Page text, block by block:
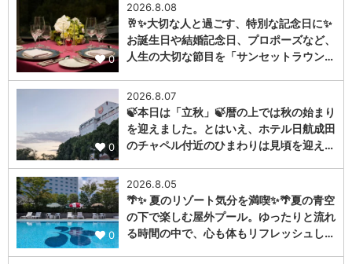
0
2026.8.08
🥂✨大切な人と過ごす、特別な記念日に✨
お誕生日や結婚記念日、プロポーズなど、
人生の大切な節目を「サンセットラウン…
0
2026.8.07
🍃本日は「立秋」🍃暦の上では秋の始まり
を迎えました。とはいえ、ホテル日航成田
のチャペル付近のひまわりは見頃を迎え…
0
2026.8.05
🌴✨ 夏のリゾート気分を満喫✨🌴夏の青空
の下で楽しむ屋外プール。ゆったりと流れ
る時間の中で、心も体もリフレッシュし…